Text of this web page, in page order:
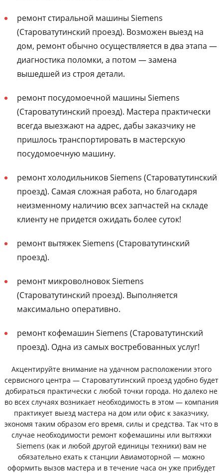
ремонт стиральной машины Siemens
(Староватутинский проезд). Возможен выезд на
дом, ремонт обычно осуществляется в два этапа —
диагностика поломки, а потом — замена
вышедшей из строя детали.
ремонт посудомоечной машины Siemens
(Староватутинский проезд). Мастера практически
всегда выезжают на адрес, дабы заказчику не
пришлось транспортировать в мастерскую
посудомоечную машину.
ремонт холодильников Siemens (Староватутинский
проезд). Самая сложная работа, но благодаря
неизменному наличию всех запчастей на складе
клиенту не придется ожидать более суток!
ремонт вытяжек Siemens (Староватутинский
проезд).
ремонт микроволновок Siemens
(Староватутинский проезд). Выполняется
максимально оперативно.
ремонт кофемашин Siemens (Староватутинский
проезд). Одна из самых востребованных услуг!
Акцентируйте внимание на удачном расположении этого
сервисного центра — Староватутинский проезд удобно будет
добираться практически с любой точки города. Но далеко не
во всех случаях возникает необходимость в этом — компания
практикует выезд мастера на дом или офис к заказчику,
экономя таким образом его время, силы и средства. Так что в
случае необходимости ремонт кофемашины или вытяжки
Siemens (как и любой другой единицы техники) вам не
обязательно ехать к станции Авиамоторной — можно
оформить вызов мастера и в течение часа он уже прибудет